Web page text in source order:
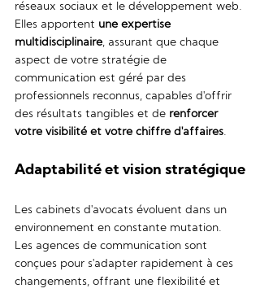
réseaux sociaux et le développement web.
Elles apportent une expertise
multidisciplinaire, assurant que chaque
aspect de votre stratégie de
communication est géré par des
professionnels reconnus, capables d'offrir
des résultats tangibles et de renforcer
votre visibilité et votre chiffre d'affaires.
Adaptabilité et vision stratégique
Les cabinets d'avocats évoluent dans un
environnement en constante mutation.
Les agences de communication sont
conçues pour s'adapter rapidement à ces
changements, offrant une flexibilité et